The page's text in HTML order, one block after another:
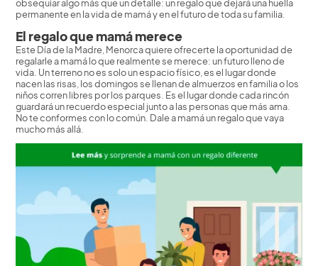
obsequiar algo más que un detalle: un regalo que dejará una huella
permanente en la vida de mamá y en el futuro de toda su familia.
El regalo que mamá merece
Este Día de la Madre, Menorca quiere ofrecerte la oportunidad de
regalarle a mamá lo que realmente se merece: un futuro lleno de
vida. Un terreno no es solo un espacio físico, es el lugar donde
nacen las risas, los domingos se llenan de almuerzos en familia o los
niños corren libres por los parques. Es el lugar donde cada rincón
guardará un recuerdo especial junto a las personas que más ama.
No te conformes con lo común. Dale a mamá un regalo que vaya
mucho más allá.